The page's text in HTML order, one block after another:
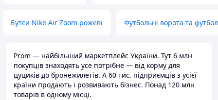
Бутси Nike Air Zoom рожеві Футбольні ворота та
Prom — найбільший маркетплейс України. Тут 6 млн
покупців знаходять усе потрібне — від корму для
цуциків до бронежилетів. А 60 тис. підприємців з усієї
країни продають і розвивають бізнес. Понад 120 млн
товарів в одному місці.